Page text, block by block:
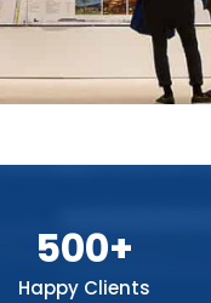
500+
Happy Clients